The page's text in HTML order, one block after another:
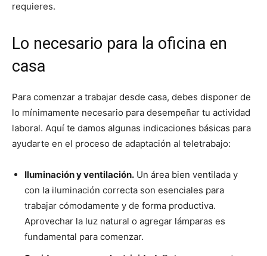
requieres.
Lo necesario para la oficina en
casa
Para comenzar a trabajar desde casa, debes disponer de
lo mínimamente necesario para desempeñar tu actividad
laboral. Aquí te damos algunas indicaciones básicas para
ayudarte en el proceso de adaptación al teletrabajo:
Iluminación y ventilación. Un área bien ventilada y
con la iluminación correcta son esenciales para
trabajar cómodamente y de forma productiva.
Aprovechar la luz natural o agregar lámparas es
fundamental para comenzar.